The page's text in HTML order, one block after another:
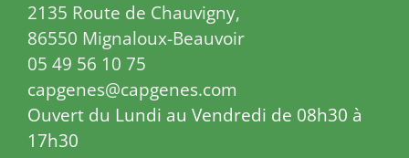
2135 Route de Chauvigny,
86550 Mignaloux-Beauvoir
05 49 56 10 75
capgenes@capgenes.com
Ouvert du Lundi au Vendredi de 08h30 à
17h30